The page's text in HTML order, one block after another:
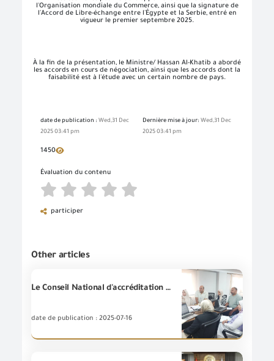
l'Organisation mondiale du Commerce, ainsi que la signature de
l'Accord de Libre-échange entre l'Égypte et la Serbie, entré en
vigueur le premier septembre 2025.
À la fin de la présentation, le Ministre/ Hassan Al-Khatib a abordé
les accords en cours de négociation, ainsi que les accords dont la
faisabilité est à l'étude avec un certain nombre de pays.
date de publication : Wed,31 Dec
2025 03:41 pm
Dernière mise à jour: Wed,31 Dec
2025 03:41 pm
1450
Évaluation du contenu
participer
Other articles
Le Conseil National d'accréditation (EJAC) a visité l'Unité de Validation et de Vérification environnementale à la (GOEIC) en bute de poursuivre et d'étendre le champ d'accréditation de l'Unité dans plusieurs secteurs.
date de publication : 2025-07-16